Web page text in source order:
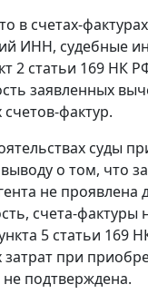
в счетах-
ИНН, судебные
2 статьи 169 НК
заявленных
фактур.
суды
о том, что
не проявлена
счета-фактуры
5 статьи 169
при
подтверждена.